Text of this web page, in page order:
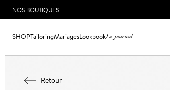
NOS BOUTIQUES
SHOPTailoringMariagesLookbookLe journal
Retour